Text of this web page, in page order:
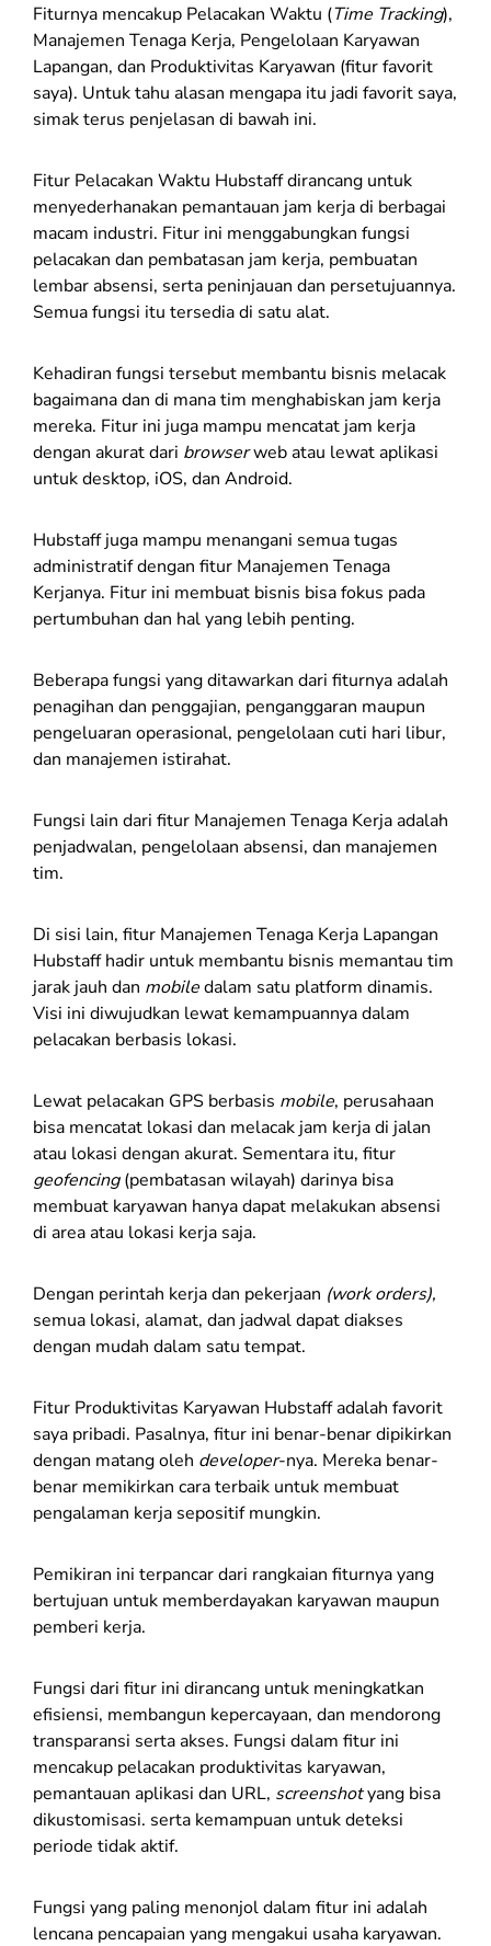
Fiturnya mencakup Pelacakan Waktu (Time Tracking),
Manajemen Tenaga Kerja, Pengelolaan Karyawan
Lapangan, dan Produktivitas Karyawan (fitur favorit
saya). Untuk tahu alasan mengapa itu jadi favorit saya,
simak terus penjelasan di bawah ini.
Fitur Pelacakan Waktu Hubstaff dirancang untuk
menyederhanakan pemantauan jam kerja di berbagai
macam industri. Fitur ini menggabungkan fungsi
pelacakan dan pembatasan jam kerja, pembuatan
lembar absensi, serta peninjauan dan persetujuannya.
Semua fungsi itu tersedia di satu alat.
Kehadiran fungsi tersebut membantu bisnis melacak
bagaimana dan di mana tim menghabiskan jam kerja
mereka. Fitur ini juga mampu mencatat jam kerja
dengan akurat dari browserweb atau lewat aplikasi
untuk desktop, iOS, dan Android.
Hubstaff juga mampu menangani semua tugas
administratif dengan fitur Manajemen Tenaga
Kerjanya. Fitur ini membuat bisnis bisa fokus pada
pertumbuhan dan hal yang lebih penting.
Beberapa fungsi yang ditawarkan dari fiturnya adalah
penagihan dan penggajian, penganggaran maupun
pengeluaran operasional, pengelolaan cuti hari libur,
dan manajemen istirahat.
Fungsi lain dari fitur Manajemen Tenaga Kerja adalah
penjadwalan, pengelolaan absensi, dan manajemen
tim.
Di sisi lain, fitur Manajemen Tenaga Kerja Lapangan
Hubstaff hadir untuk membantu bisnis memantau tim
jarak jauh dan mobiledalam satu platform dinamis.
Visi ini diwujudkan lewat kemampuannya dalam
pelacakan berbasis lokasi.
Lewat pelacakan GPS berbasis mobile, perusahaan
bisa mencatat lokasi dan melacak jam kerja di jalan
atau lokasi dengan akurat. Sementara itu, fitur
geofencing(pembatasan wilayah) darinya bisa
membuat karyawan hanya dapat melakukan absensi
di area atau lokasi kerja saja.
Dengan perintah kerja dan pekerjaan (work orders),
semua lokasi, alamat, dan jadwal dapat diakses
dengan mudah dalam satu tempat.
Fitur Produktivitas Karyawan Hubstaff adalah favorit
saya pribadi. Pasalnya, fitur ini benar-benar dipikirkan
dengan matang oleh developer-nya. Mereka benar-
benar memikirkan cara terbaik untuk membuat
pengalaman kerja sepositif mungkin.
Pemikiran ini terpancar dari rangkaian fiturnya yang
bertujuan untuk memberdayakan karyawan maupun
pemberi kerja.
Fungsi dari fitur ini dirancang untuk meningkatkan
efisiensi, membangun kepercayaan, dan mendorong
transparansi serta akses. Fungsi dalam fitur ini
mencakup pelacakan produktivitas karyawan,
pemantauan aplikasi dan URL, screenshotyang bisa
dikustomisasi. serta kemampuan untuk deteksi
periode tidak aktif.
Fungsi yang paling menonjol dalam fitur ini adalah
lencana pencapaian yang mengakui usaha karyawan.